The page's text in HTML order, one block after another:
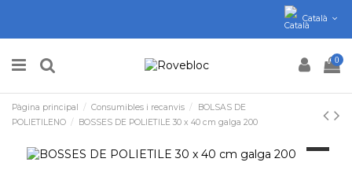
Català
0
Pàgina principal Consumibles i recanvis
BOLSAS DE
POLIETILENO
BOSSES DE POLIETILE 30 x 40 cm galga 200